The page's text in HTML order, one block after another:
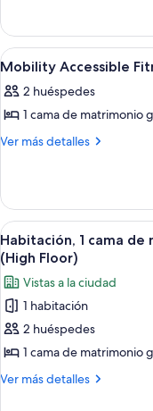
with
Sofabed
Studio
with
Sofabed
Abrir
todas
las
fotos
de
Fitness
King
Room
with
Shower
6
Mobility Accessible
2 huéspedes
1 cama de matrimonio
Ver más detalles
Más
Accessible
Fitness
King
Room
with
Shower
Abrir
todas
las
fotos
de
Habitación,
1
cama
9
Habitación, 1 cama
(High Floor)
Vistas a la ciudad
1 habitación
2 huéspedes
1 cama de matrimonio
Ver más detalles
Más